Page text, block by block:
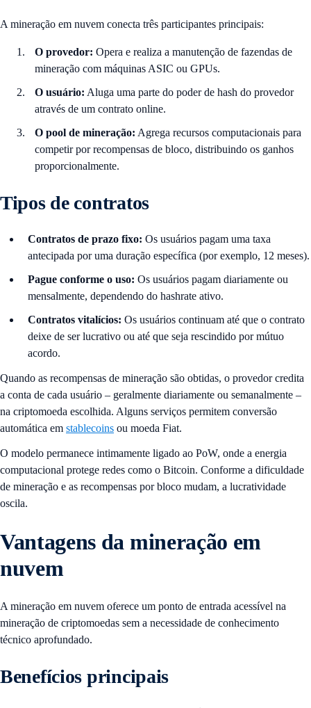
A mineração em nuvem conecta três participantes principais:
O provedor: Opera e realiza a manutenção de fazendas de
mineração com máquinas ASIC ou GPUs.
O usuário: Aluga uma parte do poder de hash do provedor
através de um contrato online.
O pool de mineração: Agrega recursos computacionais para
competir por recompensas de bloco, distribuindo os ganhos
proporcionalmente.
Tipos de contratos
Contratos de prazo fixo: Os usuários pagam uma taxa
antecipada por uma duração específica (por exemplo, 12 meses).
Pague conforme o uso: Os usuários pagam diariamente ou
mensalmente, dependendo do hashrate ativo.
Contratos vitalícios: Os usuários continuam até que o contrato
deixe de ser lucrativo ou até que seja rescindido por mútuo
acordo.
Quando as recompensas de mineração são obtidas, o provedor credita
a conta de cada usuário – geralmente diariamente ou semanalmente –
na criptomoeda escolhida. Alguns serviços permitem conversão
automática em stablecoins ou moeda Fiat.
O modelo permanece intimamente ligado ao PoW, onde a energia
computacional protege redes como o Bitcoin. Conforme a dificuldade
de mineração e as recompensas por bloco mudam, a lucratividade
oscila.
Vantagens da mineração em
nuvem
A mineração em nuvem oferece um ponto de entrada acessível na
mineração de criptomoedas sem a necessidade de conhecimento
técnico aprofundado.
Benefícios principais